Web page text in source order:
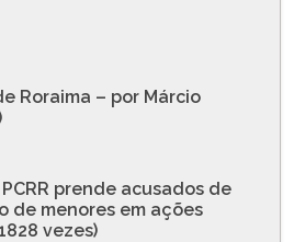
Roraima – por Márcio
prende acusados de
de menores em ações
vezes)